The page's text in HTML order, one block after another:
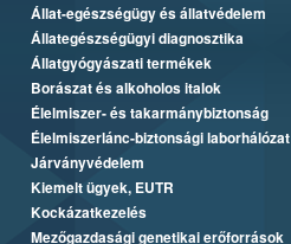
Állat-egészségügy és állatvédelem
Állategészségügyi diagnosztika
Állatgyógyászati termékek
Borászat és alkoholos italok
Élelmiszer- és takarmánybiztonság
Élelmiszerlánc-biztonsági laborhálózat
Járványvédelem
Kiemelt ügyek, EUTR
Kockázatkezelés
Mezőgazdasági genetikai erőforrások